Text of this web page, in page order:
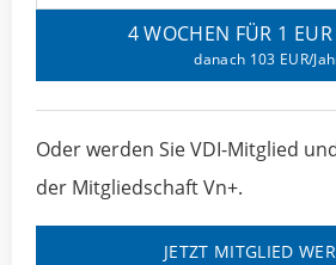
4 WOCHEN FÜR 1 EUR
danach 103 EUR/
Oder werden Sie VDI-Mitglied
der Mitgliedschaft Vn+.
JETZT MITGLIED